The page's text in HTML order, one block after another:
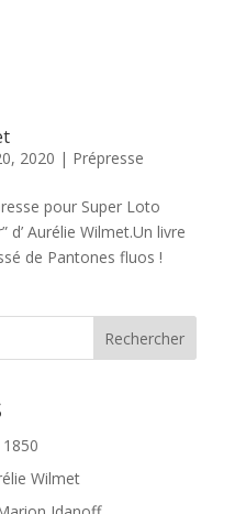
2020 | Prépresse
pour Super Loto
d’ Aurélie Wilmet.Un livre
de Pantones fluos !
Rechercher
Wilmet